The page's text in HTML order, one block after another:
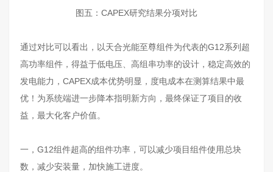
图五：CAPEX研究结果分项对比
通过对比可以看出，以天合光能至尊组件为代表的G12系列超
高功率组件，得益于低电压、高组串功率的设计，稳定高效的
发电能力，CAPEX成本优势明显，度电成本在测算结果中最
优！为系统端进一步降本指明新方向，最终保证了项目的收
益，最大化客户价值。
一，G12组件超高的组件功率，可以减少项目组件使用总块
数，减少安装量，加快施工进度。